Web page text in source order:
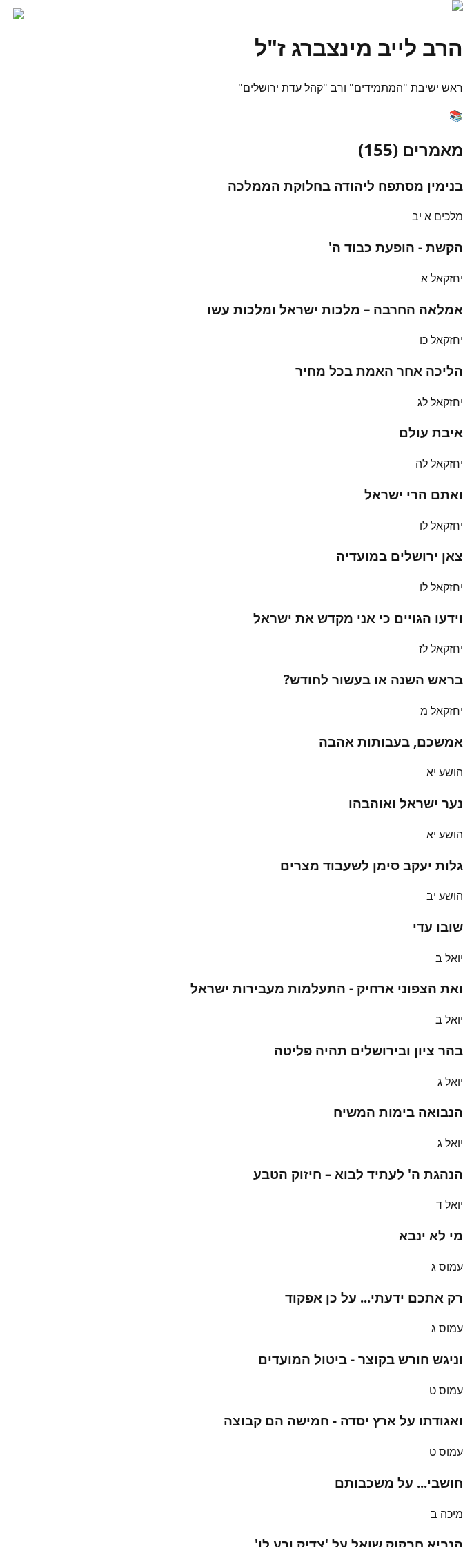
הרב לייב מינצברג ז"ל
ראש ישיבת "המתמידים" ורב "קהל עדת ירושלים"
📚
מאמרים (155
)
בנימין מסתפח ליהודה בחלוקת הממלכה
מלכים א יב
הקשת - הופעת כבוד ה'
יחזקאל א
אמלאה החרבה – מלכות ישראל ומלכות עשו
יחזקאל כו
הליכה אחר האמת בכל מחיר
יחזקאל לג
איבת עולם
יחזקאל לה
ואתם הרי ישראל
יחזקאל לו
צאן ירושלים במועדיה
יחזקאל לו
וידעו הגויים כי אני מקדש את ישראל
יחזקאל לז
בראש השנה או בעשור לחודש?
יחזקאל מ
אמשכם, בעבותות אהבה
הושע יא
נער ישראל ואוהבהו
הושע יא
גלות יעקב סימן לשעבוד מצרים
הושע יב
שובו עדי
יואל ב
ואת הצפוני ארחיק - התעלמות מעבירות ישראל
יואל ב
בהר ציון ובירושלים תהיה פליטה
יואל ג
הנבואה בימות המשיח
יואל ג
הנהגת ה' לעתיד לבוא – חיזוק הטבע
יואל ד
מי לא ינבא
עמוס ג
רק אתכם ידעתי... על כן אפקוד
עמוס ג
וניגש חורש בקוצר - ביטול המועדים
עמוס ט
ואגודתו על ארץ יסדה - חמישה הם קבוצה
עמוס ט
חושבי... על משכבותם
מיכה ב